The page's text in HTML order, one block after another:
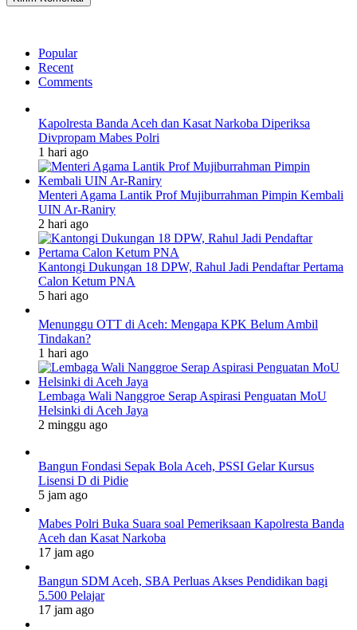
Popular
Recent
Comments
Kapolresta Banda Aceh dan Kasat Narkoba Diperiksa
Divpropam Mabes Polri
1 hari ago
Menteri Agama Lantik Prof Mujiburrahman Pimpin Kembali
UIN Ar-Raniry
2 hari ago
Kantongi Dukungan 18 DPW, Rahul Jadi Pendaftar Pertama
Calon Ketum PNA
5 hari ago
Menunggu OTT di Aceh: Mengapa KPK Belum Ambil
Tindakan?
1 hari ago
Lembaga Wali Nanggroe Serap Aspirasi Penguatan MoU
Helsinki di Aceh Jaya
2 minggu ago
Bangun Fondasi Sepak Bola Aceh, PSSI Gelar Kursus
Lisensi D di Pidie
5 jam ago
Mabes Polri Buka Suara soal Pemeriksaan Kapolresta Banda
Aceh dan Kasat Narkoba
17 jam ago
Bangun SDM Aceh, SBA Perluas Akses Pendidikan bagi
5.500 Pelajar
17 jam ago